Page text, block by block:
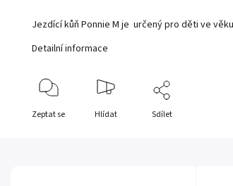
Jezdící kůň Ponnie M je určený pro děti ve
Detailní informace
Zeptat se Hlídat Sdílet